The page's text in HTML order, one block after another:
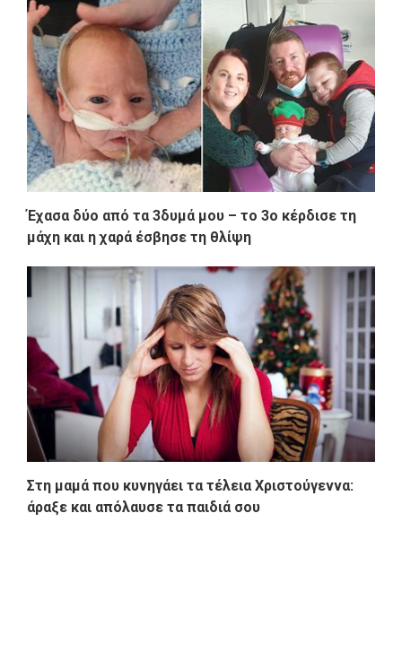
Έχασα δύο από τα 3δυμά μου – το 3ο κέρδισε τη
μάχη και η χαρά έσβησε τη θλίψη
Στη μαμά που κυνηγάει τα τέλεια Χριστούγεννα:
άραξε και απόλαυσε τα παιδιά σου